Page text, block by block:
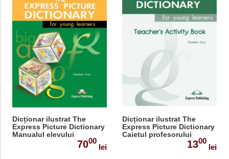
Dicționar ilustrat The
Express Picture Dictionary
Manualul elevului
7000
lei
Dicționar ilustrat The
Express Picture Dictionary
Caietul profesorului
1300
lei